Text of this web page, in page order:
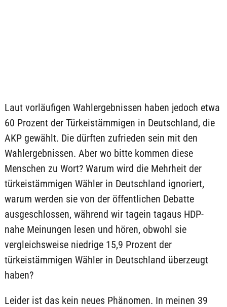
Laut vorläufigen Wahlergebnissen haben jedoch etwa
60 Prozent der Türkeistämmigen in Deutschland, die
AKP gewählt. Die dürften zufrieden sein mit den
Wahlergebnissen. Aber wo bitte kommen diese
Menschen zu Wort? Warum wird die Mehrheit der
türkeistämmigen Wähler in Deutschland ignoriert,
warum werden sie von der öffentlichen Debatte
ausgeschlossen, während wir tagein tagaus HDP-
nahe Meinungen lesen und hören, obwohl sie
vergleichsweise niedrige 15,9 Prozent der
türkeistämmigen Wähler in Deutschland überzeugt
haben?
Leider ist das kein neues Phänomen. In meinen 39